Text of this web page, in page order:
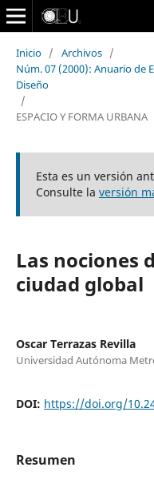
Inicio / Archivos /
Núm. 07 (2000): Anuario de
Diseño
/
ESPACIO Y FORMA URBANA
Esta es un versión
Consulte la versión
Las nociones
ciudad global
Oscar Terrazas Revilla
Universidad Autónoma
DOI: https://doi.org/
Resumen